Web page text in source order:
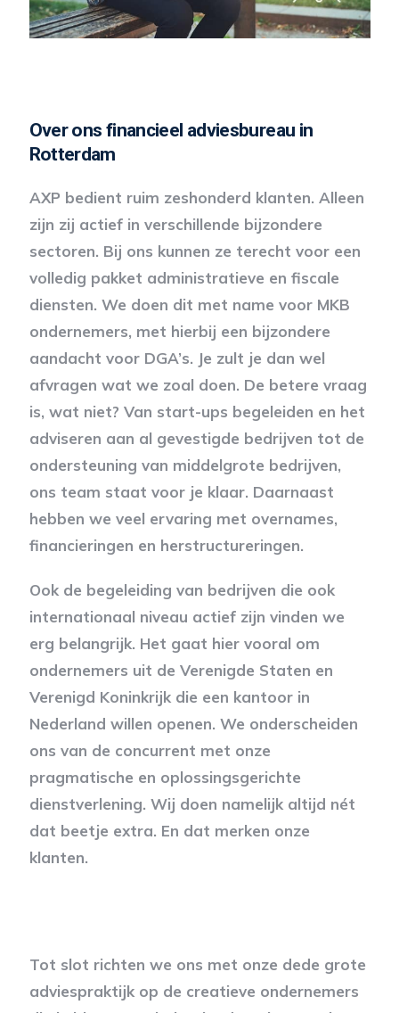
Over ons financieel adviesbureau in
Rotterdam
AXP bedient ruim zeshonderd klanten. Alleen
zijn zij actief in verschillende bijzondere
sectoren. Bij ons kunnen ze terecht voor een
volledig pakket administratieve en fiscale
diensten. We doen dit met name voor MKB
ondernemers, met hierbij een bijzondere
aandacht voor DGA’s. Je zult je dan wel
afvragen wat we zoal doen. De betere vraag
is, wat niet? Van start-ups begeleiden en het
adviseren aan al gevestigde bedrijven tot de
ondersteuning van middelgrote bedrijven,
ons team staat voor je klaar. Daarnaast
hebben we veel ervaring met overnames,
financieringen en herstructureringen.
Ook de begeleiding van bedrijven die ook
internationaal niveau actief zijn vinden we
erg belangrijk. Het gaat hier vooral om
ondernemers uit de Verenigde Staten en
Verenigd Koninkrijk die een kantoor in
Nederland willen openen. We onderscheiden
ons van de concurrent met onze
pragmatische en oplossingsgerichte
dienstverlening. Wij doen namelijk altijd nét
dat beetje extra. En dat merken onze
klanten.
Tot slot richten we ons met onze dede grote
adviespraktijk op de creatieve ondernemers